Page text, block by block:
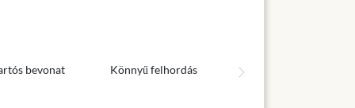
bevonat Könnyű felhordás